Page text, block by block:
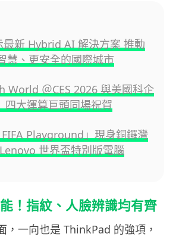
新 Hybrid AI 解決方案 推動
慧、更安全的國際城市
World ＠CES 2026 與美國科企
大運算巨頭同場祝賀
Playground」現身銅鑼灣
世界盃特別版電腦
！指紋、人臉辨識均有齊
，一向也是 ThinkPad 的強項，